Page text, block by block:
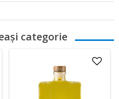
categorie